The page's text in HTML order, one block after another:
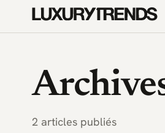
2 articles publiés